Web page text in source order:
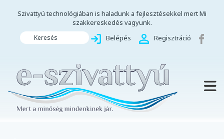
Szivattyú technológiában is haladunk a fejlesztésekkel mert Mi
szakkereskedés vagyunk.
Keresés Belépés Regisztráció